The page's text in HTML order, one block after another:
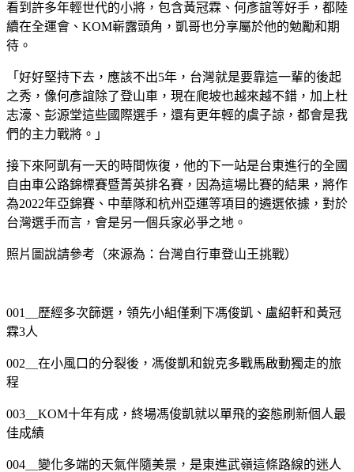
看到許多年輕世代的小將，包含黃冠霖、何彥誼等好手，都陸
續在全運會、KOM嶄露頭角，凱哥也分享屬於他的勉勵和期
待。
「好好堅持下去，應該不出5年，台灣就是要靠這一輩的後起
之秀，像何彥誼除了登山車，現在爬坡也越來越不錯，加上杜
志濠、彭源堂這些國際選手，還有更年輕的虞子諒，都會是我
們的主力戰將。」
接下來阿凱有一天的時間恢復，他的下一站是台東進行的全國
自由車公路錦標賽暨菁英排名賽，因為這場比賽的結果，將作
為2022年亞錦賽、中華隊和杭州亞運等項目的遴選依據，對於
台灣選手而言，會是另一個兵家必爭之地。
照片圖說請參考（來源為：台灣自行車登山王挑戰）
001＿歷經多次篩選，領先小組僅剩下馮俊凱、盧紹軒和黃冠
霖3人
002＿在小風口的分裂後，馮俊凱和銳克多戰馬啟動獨走的旅
程
003＿KOM十年有成，終場馮俊凱就以單飛的姿態刷新個人最
佳成績
004＿變化多端的天氣伴隨美景，是東進武嶺這條路線的迷人